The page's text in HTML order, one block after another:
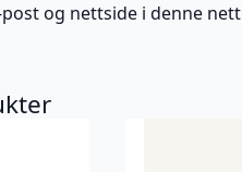
og nettside i denne